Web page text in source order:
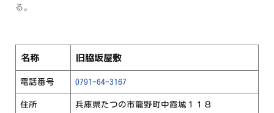
る。
名称 旧脇坂屋敷
電話番号 0791-64-3167
住所 兵庫県たつの市龍野町中霞城１１８